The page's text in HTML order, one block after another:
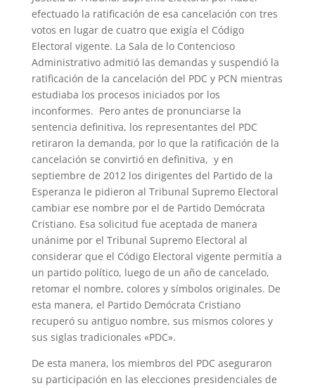
efectuado la ratificación de esa cancelación con tres
votos en lugar de cuatro que exigía el Código
Electoral vigente. La Sala de lo Contencioso
Administrativo admitió las demandas y suspendió la
ratificación de la cancelación del PDC y PCN mientras
estudiaba los procesos iniciados por los
inconformes. ​ Pero antes de pronunciarse la
sentencia definitiva, los representantes del PDC
retiraron la demanda, por lo que la ratificación de la
cancelación se convirtió en definitiva, ​ y en
septiembre de 2012 los dirigentes del Partido de la
Esperanza le pidieron al Tribunal Supremo Electoral
cambiar ese nombre por el de Partido Demócrata
Cristiano. Esa solicitud fue aceptada de manera
unánime por el Tribunal Supremo Electoral al
considerar que el Código Electoral vigente permitía a
un partido político, luego de un año de cancelado,
retomar el nombre, colores y símbolos originales. De
esta manera, el Partido Demócrata Cristiano
recuperó su antiguo nombre, sus mismos colores y
sus siglas tradicionales «PDC».
De esta manera, los miembros del PDC aseguraron
su participación en las elecciones presidenciales de